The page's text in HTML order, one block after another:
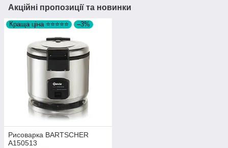
Акційні пропозиції та новинки
Краща ціна ⭐⭐⭐⭐⭐ –3%
Рисоварка BARTSCHER
A150513